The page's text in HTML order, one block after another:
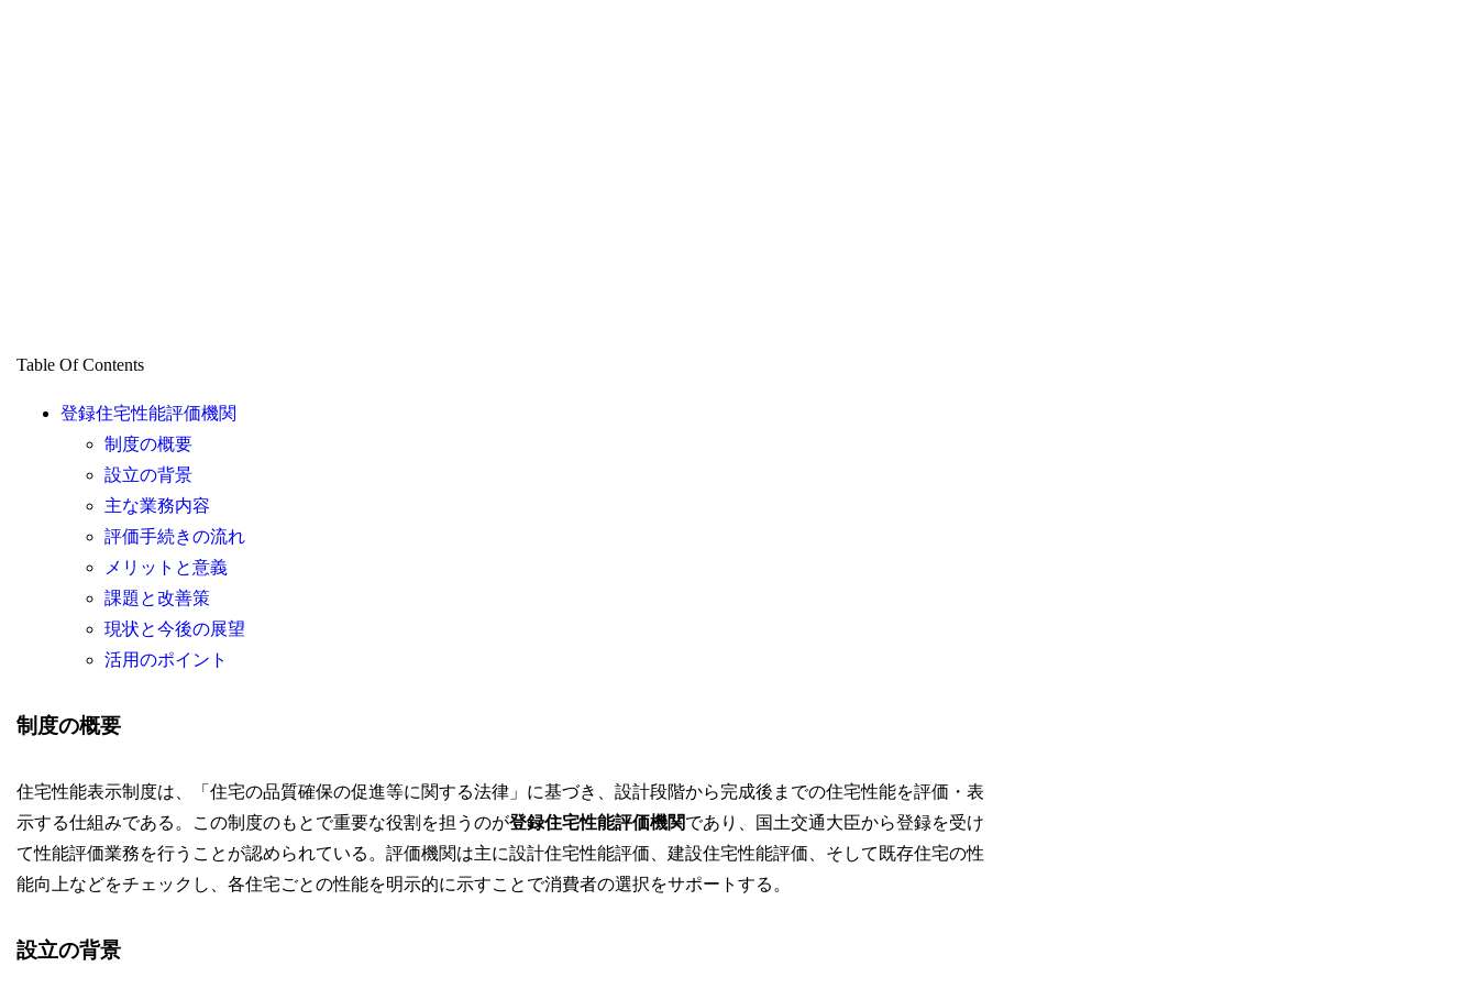
Table Of Contents
登録住宅性能評価機関
制度の概要
設立の背景
主な業務内容
評価手続きの流れ
メリットと意義
課題と改善策
現状と今後の展望
活用のポイント
制度の概要
住宅性能表示制度は、「住宅の品質確保の促進等に関する法律」に基づき、設計段階から完成後までの住宅性能を評価・表
示する仕組みである。この制度のもとで重要な役割を担うのが登録住宅性能評価機関であり、国土交通大臣から登録を受け
て性能評価業務を行うことが認められている。評価機関は主に設計住宅性能評価、建設住宅性能評価、そして既存住宅の性
能向上などをチェックし、各住宅ごとの性能を明示的に示すことで消費者の選択をサポートする。
設立の背景